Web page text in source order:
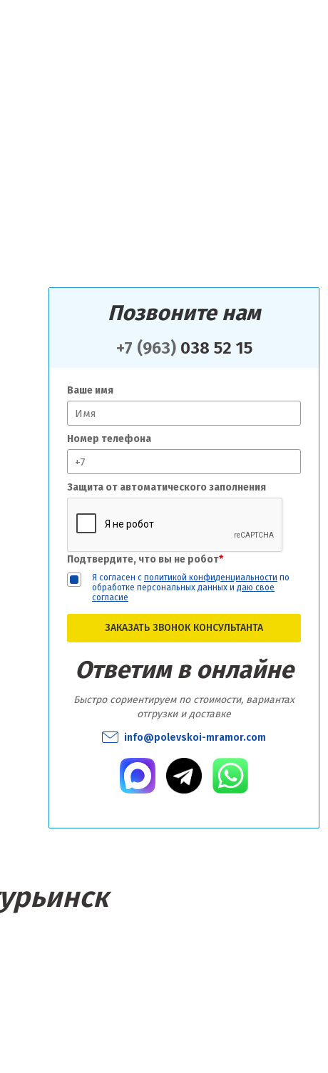
Позвоните нам
+7 (963)038 52 15
Ваше имя
Номер телефона
Защита от автоматического заполнения
Подтвердите, что вы не робот*
Я согласен с политикой конфиденциальности по
обработке персональных данных и даю свое
согласие
ЗАКАЗАТЬ ЗВОНОК КОНСУЛЬТАНТА
Ответим в онлайне
Быстро сориентируем по стоимости, вариантах
отгрузки и доставке
info@polevskoi-mramor.com